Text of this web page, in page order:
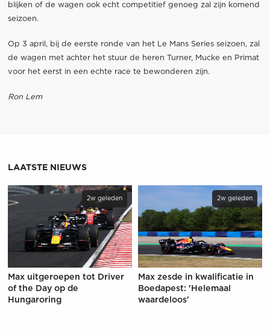
blijken of de wagen ook echt competitief genoeg zal zijn komend
seizoen.
Op 3 april, bij de eerste ronde van het Le Mans Series seizoen, zal
de wagen met achter het stuur de heren Turner, Mucke en Primat
voor het eerst in een echte race te bewonderen zijn.
Ron Lem
LAATSTE NIEUWS
2w geleden
Max uitgeroepen tot Driver
of the Day op de
Hungaroring
2w geleden
Max zesde in kwalificatie in
Boedapest: 'Helemaal
waardeloos'